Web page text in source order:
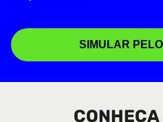
SIMULAR
CONHEÇA